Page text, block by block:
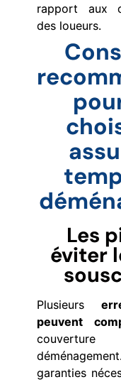
rapport aux
des loueurs.
Les
éviter
Plusieurs
peuvent
garanties